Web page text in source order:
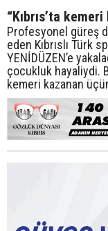
“Kıbrıs’ta
Profesyonel güreş
eden Kıbrıslı Türk
YENİDÜZEN’e
çocukluk hayaliydi.
kemeri kazanan